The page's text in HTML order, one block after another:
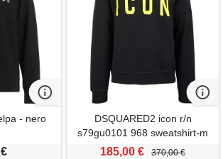
- nero
DSQUARED2 icon r/n
s79gu0101 968 sweatshirt-m
185,00 € 370,00 €